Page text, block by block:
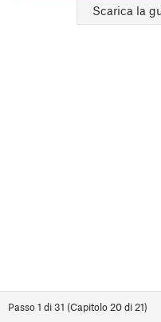
Passo1 di31 (Capitolo 20di 21)
Scarica la